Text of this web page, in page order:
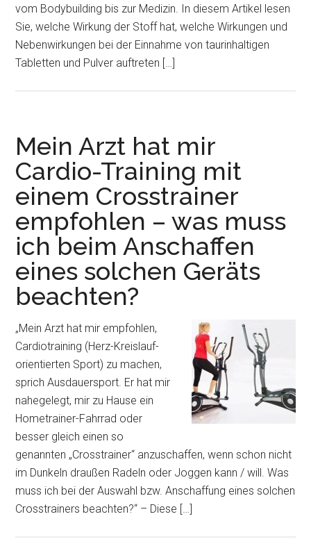
vom Bodybuilding bis zur Medizin. In diesem Artikel lesen
Sie, welche Wirkung der Stoff hat, welche Wirkungen und
Nebenwirkungen bei der Einnahme von taurinhaltigen
Tabletten und Pulver auftreten […]
Mein Arzt hat mir
Cardio-Training mit
einem Crosstrainer
empfohlen – was muss
ich beim Anschaffen
eines solchen Geräts
beachten?
„Mein Arzt hat mir empfohlen,
Cardiotraining (Herz-Kreislauf-
orientierten Sport) zu machen,
sprich Ausdauersport. Er hat mir
nahegelegt, mir zu Hause ein
Hometrainer-Fahrrad oder
besser gleich einen so
genannten „Crosstrainer“ anzuschaffen, wenn schon nicht
im Dunkeln draußen Radeln oder Joggen kann / will. Was
muss ich bei der Auswahl bzw. Anschaffung eines solchen
Crosstrainers beachten?“ – Diese […]